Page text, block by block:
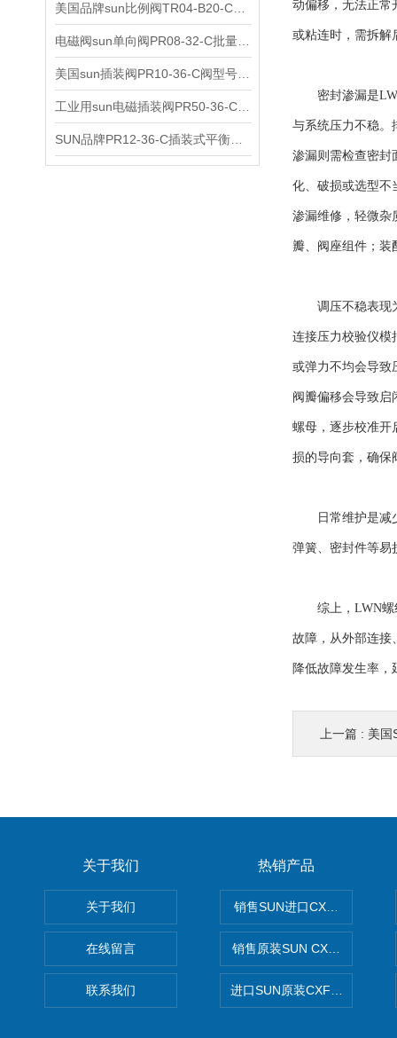
动偏移，无法正常
或粘连时，需拆解
密封渗漏是LWN
与系统压力不稳。
渗漏则需检查密封
化、破损或选型不
渗漏维修，轻微杂
瓣、阀座组件；装
调压不稳表现为
连接压力校验仪模
或弹力不均会导致
阀瓣偏移会导致启
螺母，逐步校准开
损的导向套，确保
日常维护是减少
弹簧、密封件等易
综上，LWN螺纹
故障，从外部连接
降低故障发生率
上一篇 : 美国
关于我们
关于我们
在线留言
联系我们
热销产品
销售SUN进口CXGDXCN插
销售原装SUN CXJAXCN全
进口SUN原装CXFAXCN导压